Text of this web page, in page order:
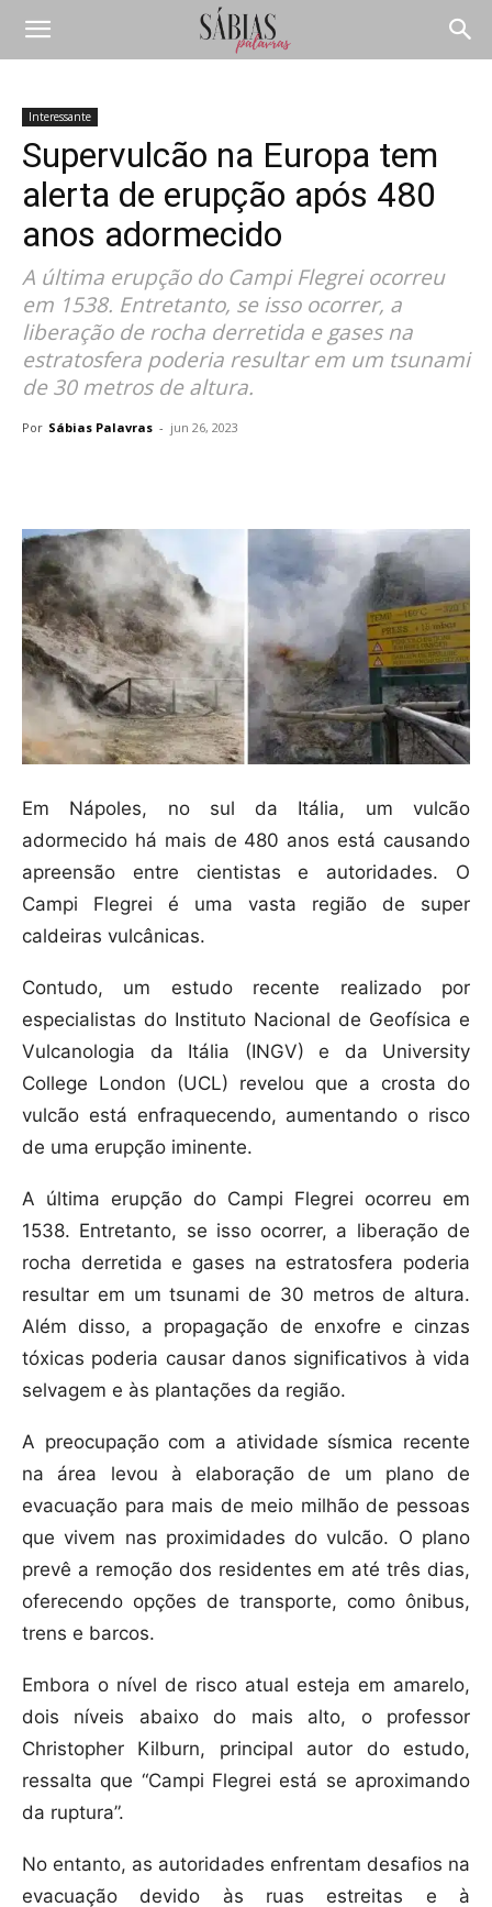
Interessante
Supervulcão na Europa tem
alerta de erupção após 480
anos adormecido
A última erupção do Campi Flegrei ocorreu
em 1538. Entretanto, se isso ocorrer, a
liberação de rocha derretida e gases na
estratosfera poderia resultar em um tsunami
de 30 metros de altura.
Por Sábias Palavras - jun 26, 2023
Em Nápoles, no sul da Itália, um vulcão
adormecido há mais de 480 anos está causando
apreensão entre cientistas e autoridades. O
Campi Flegrei é uma vasta região de super
caldeiras vulcânicas.
Contudo, um estudo recente realizado por
especialistas do Instituto Nacional de Geofísica e
Vulcanologia da Itália (INGV) e da University
College London (UCL) revelou que a crosta do
vulcão está enfraquecendo, aumentando o risco
de uma erupção iminente.
A última erupção do Campi Flegrei ocorreu em
1538. Entretanto, se isso ocorrer, a liberação de
rocha derretida e gases na estratosfera poderia
resultar em um tsunami de 30 metros de altura.
Além disso, a propagação de enxofre e cinzas
tóxicas poderia causar danos significativos à vida
selvagem e às plantações da região.
A preocupação com a atividade sísmica recente
na área levou à elaboração de um plano de
evacuação para mais de meio milhão de pessoas
que vivem nas proximidades do vulcão. O plano
prevê a remoção dos residentes em até três dias,
oferecendo opções de transporte, como ônibus,
trens e barcos.
Embora o nível de risco atual esteja em amarelo,
dois níveis abaixo do mais alto, o professor
Christopher Kilburn, principal autor do estudo,
ressalta que “Campi Flegrei está se aproximando
da ruptura”.
No entanto, as autoridades enfrentam desafios na
evacuação devido às ruas estreitas e à